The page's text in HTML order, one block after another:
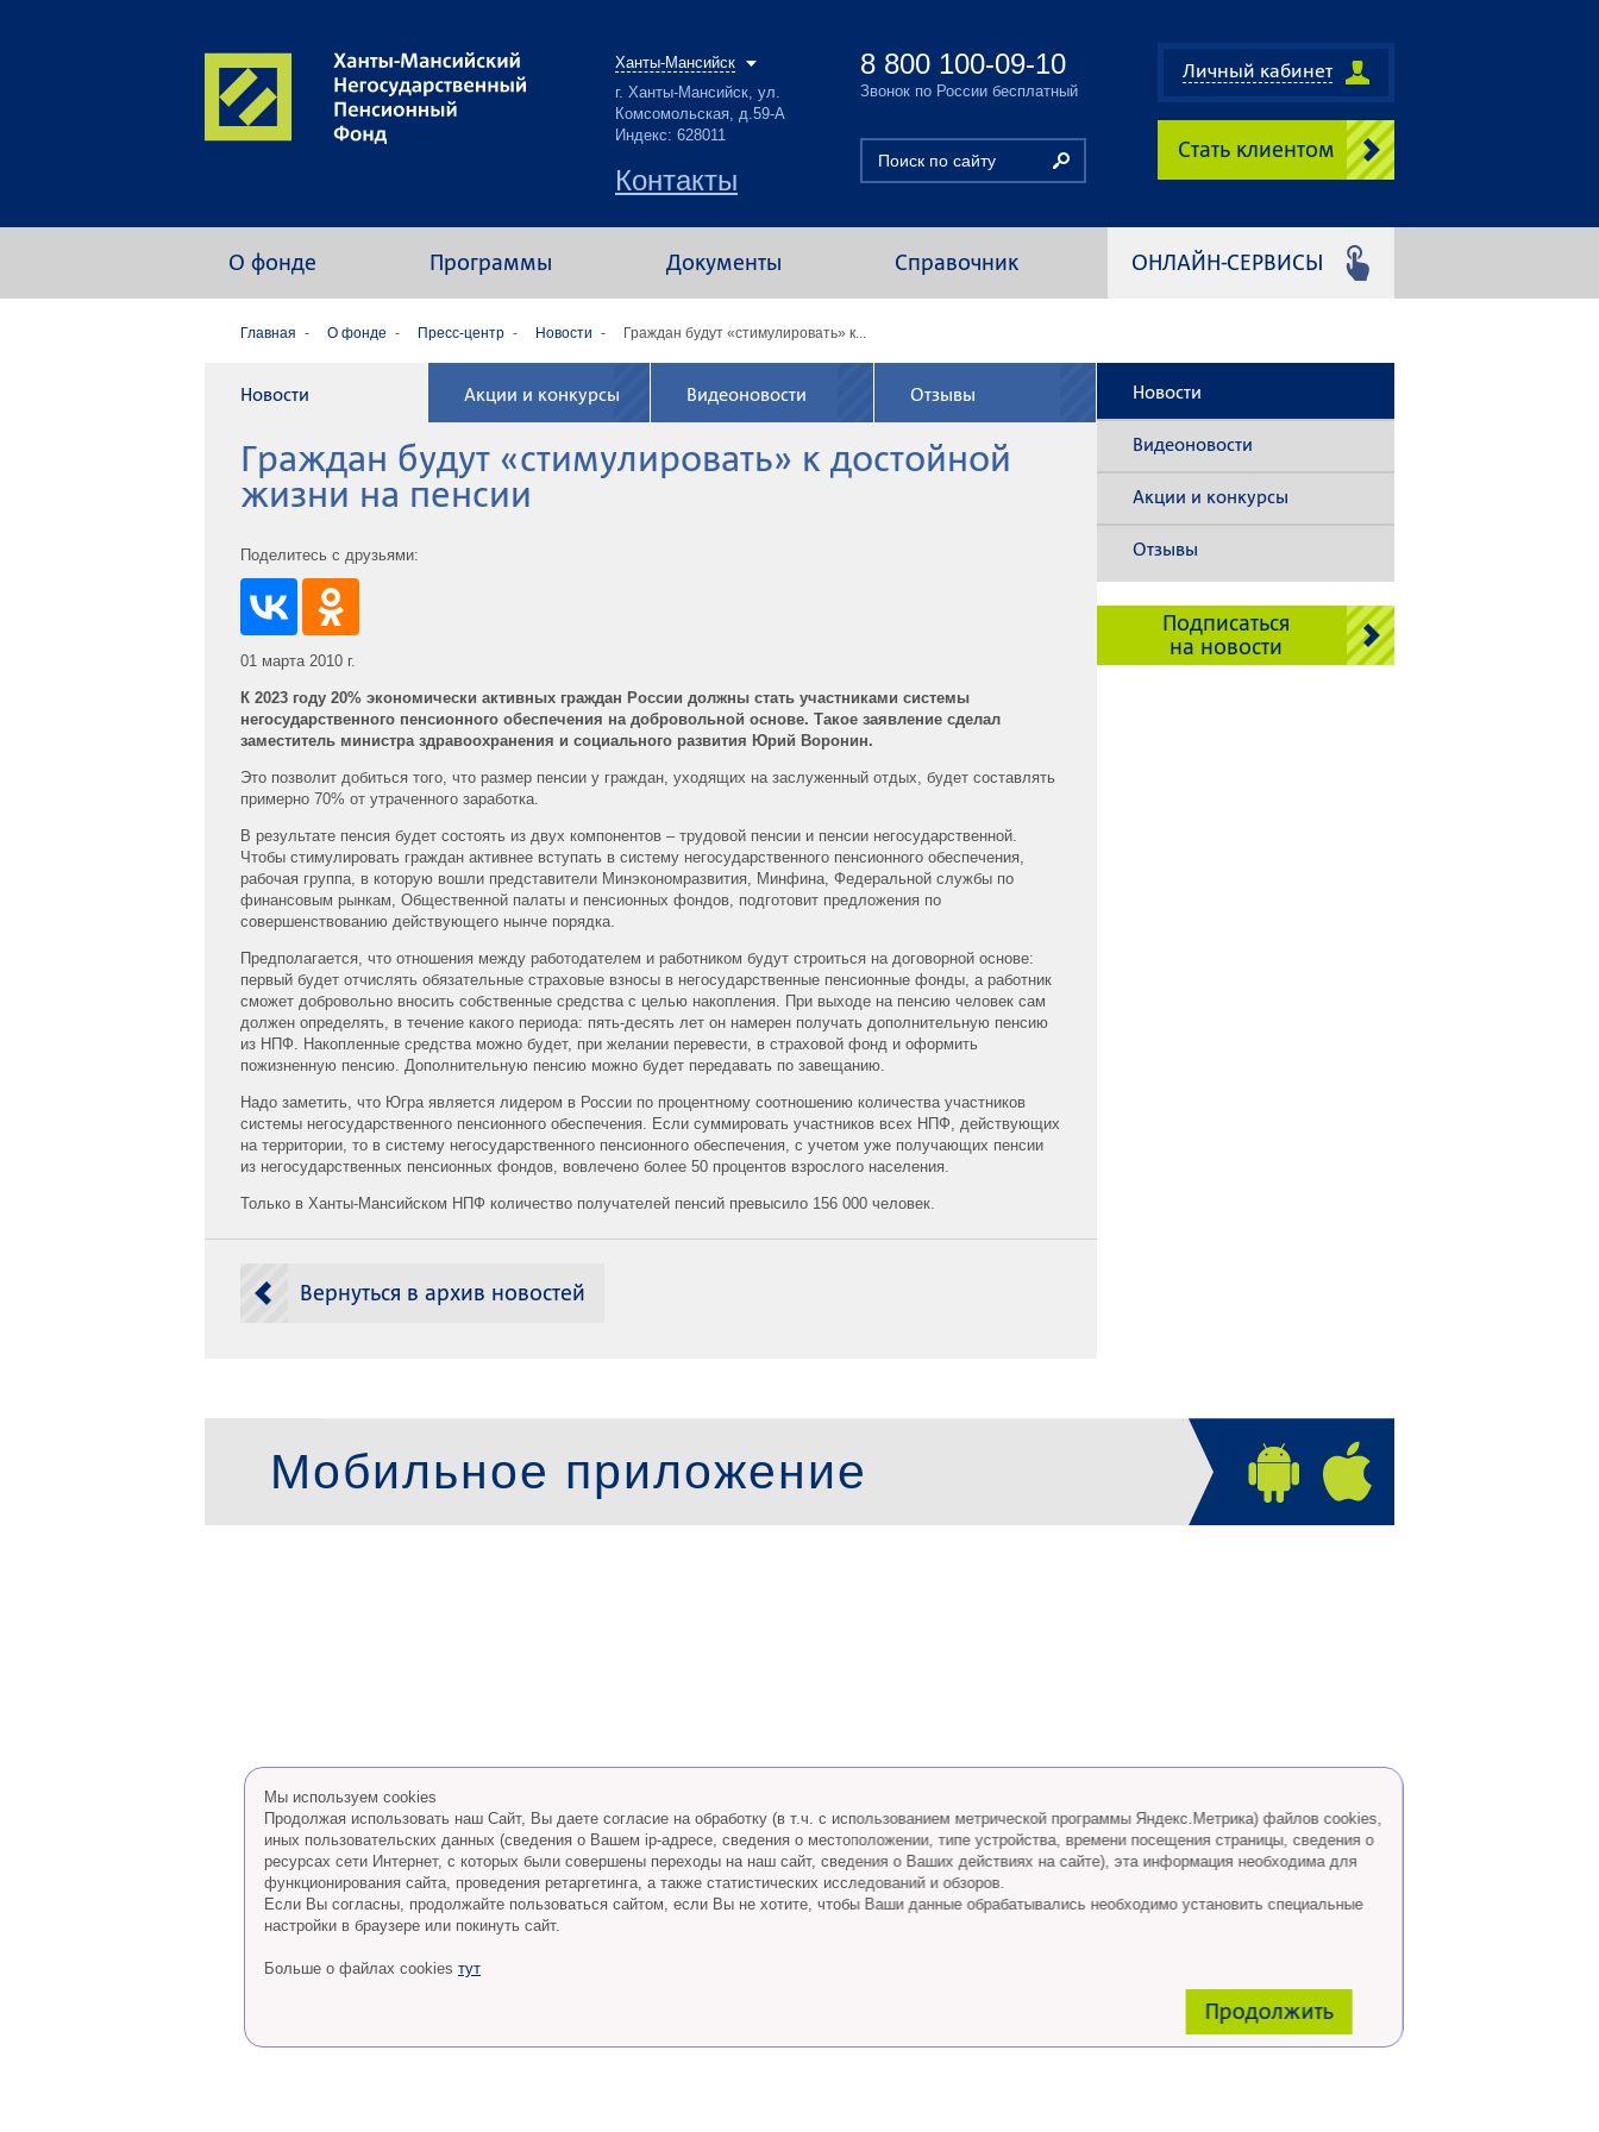
Ханты-Мансийск
г. Ханты-Мансийск, ул.
Комсомольская, д.59-А
Индекс: 628011
Контакты
8 800 100-09-10
Звонок по России бесплатный
Личный кабинет
Стать клиентом
О фонде Программы Документы Справочник ОНЛАЙН-СЕРВИСЫ
Главная О фонде Пресс-центр Новости Граждан будут «стимулировать» к...
Новости Акции и конкурсы Видеоновости Отзывы
Граждан будут «стимулировать» к достойной
жизни на пенсии
Поделитесь с друзьями:
01 марта 2010 г.
К 2023 году 20% экономически активных граждан России должны стать участниками системы
негосударственного пенсионного обеспечения на добровольной основе. Такое заявление сделал
заместитель министра здравоохранения и социального развития Юрий Воронин.
Это позволит добиться того, что размер пенсии у граждан, уходящих на заслуженный отдых, будет составлять
примерно 70% от утраченного заработка.
В результате пенсия будет состоять из двух компонентов – трудовой пенсии и пенсии негосударственной.
Чтобы стимулировать граждан активнее вступать в систему негосударственного пенсионного обеспечения,
рабочая группа, в которую вошли представители Минэкономразвития, Минфина, Федеральной службы по
финансовым рынкам, Общественной палаты и пенсионных фондов, подготовит предложения по
совершенствованию действующего нынче порядка.
Предполагается, что отношения между работодателем и работником будут строиться на договорной основе:
первый будет отчислять обязательные страховые взносы в негосударственные пенсионные фонды, а работник
сможет добровольно вносить собственные средства с целью накопления. При выходе на пенсию человек сам
должен определять, в течение какого периода: пять-десять лет он намерен получать дополнительную пенсию
из НПФ. Накопленные средства можно будет, при желании перевести, в страховой фонд и оформить
пожизненную пенсию. Дополнительную пенсию можно будет передавать по завещанию.
Надо заметить, что Югра является лидером в России по процентному соотношению количества участников
системы негосударственного пенсионного обеспечения. Если суммировать участников всех НПФ, действующих
на территории, то в систему негосударственного пенсионного обеспечения, с учетом уже получающих пенсии
из негосударственных пенсионных фондов, вовлечено более 50 процентов взрослого населения.
Только в Ханты-Мансийском НПФ количество получателей пенсий превысило 156 000 человек.
Вернуться в архив новостей
Новости
Видеоновости
Акции и конкурсы
Отзывы
Подписаться
на новости
Мобильное приложение
Мы используем cookies
Продолжая использовать наш Сайт, Вы даете согласие на обработку (в т.ч. с использованием метрической программы Яндекс.Метрика) файлов cookies,
иных пользовательских данных (сведения о Вашем ip-адресе, сведения о местоположении, типе устройства, времени посещения страницы, сведения о
ресурсах сети Интернет, с которых были совершены переходы на наш сайт, сведения о Ваших действиях на сайте), эта информация необходима для
функционирования сайта, проведения ретаргетинга, а также статистических исследований и обзоров.
Eсли Вы согласны, продолжайте пользоваться сайтом, если Вы не хотите, чтобы Ваши данные обрабатывались необходимо установить специальные
настройки в браузере или покинуть сайт.
Больше о файлах cookies тут
Продолжить